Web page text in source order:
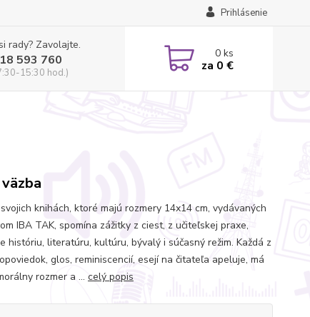
Prihlásenie
rady? Zavolajte.
593 760
15:30 hod.)
0ks
za 0 €
knihách, ktoré majú rozmery 14x14 cm, vydávaných
IBA TAK, spomína zážitky z ciest, z učiteľskej praxe,
históriu, literatúru, kultúru, bývalý i súčasný režim. Každá z
glos, reminiscencií, esejí na čitateľa apeluje, má
rozmer a ... celý popis